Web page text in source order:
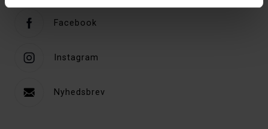
Facebook
Instagram
Nyhedsbrev